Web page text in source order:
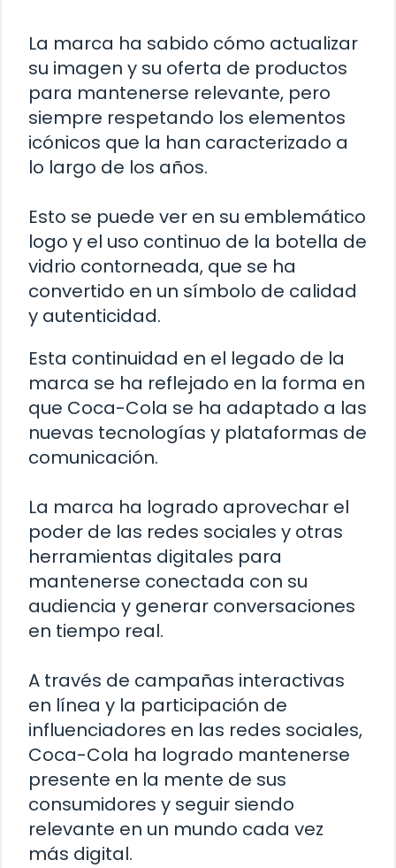
La marca ha sabido cómo actualizar
su imagen y su oferta de productos
para mantenerse relevante, pero
siempre respetando los elementos
icónicos que la han caracterizado a
lo largo de los años.
Esto se puede ver en su emblemático
logo y el uso continuo de la botella de
vidrio contorneada, que se ha
convertido en un símbolo de calidad
y autenticidad.
Esta continuidad en el legado de la
marca se ha reflejado en la forma en
que Coca-Cola se ha adaptado a las
nuevas tecnologías y plataformas de
comunicación.
La marca ha logrado aprovechar el
poder de las redes sociales y otras
herramientas digitales para
mantenerse conectada con su
audiencia y generar conversaciones
en tiempo real.
A través de campañas interactivas
en línea y la participación de
influenciadores en las redes sociales,
Coca-Cola ha logrado mantenerse
presente en la mente de sus
consumidores y seguir siendo
relevante en un mundo cada vez
más digital.